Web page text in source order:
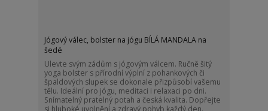
Jógový válec, bolster na jógu BÍLÁ MANDALA na
šedé
Ulevte svým zádům s jógovým válcem. Ručně šitý
yoga bolster s přírodní výplní z pohankových či
špaldových slupek se dokonale přizpůsobí vašemu
tělu. Ideální pro jógu, meditaci i relaxaci po dni.
Snímatelný pratelný potah a česká kvalita. Dopřejte